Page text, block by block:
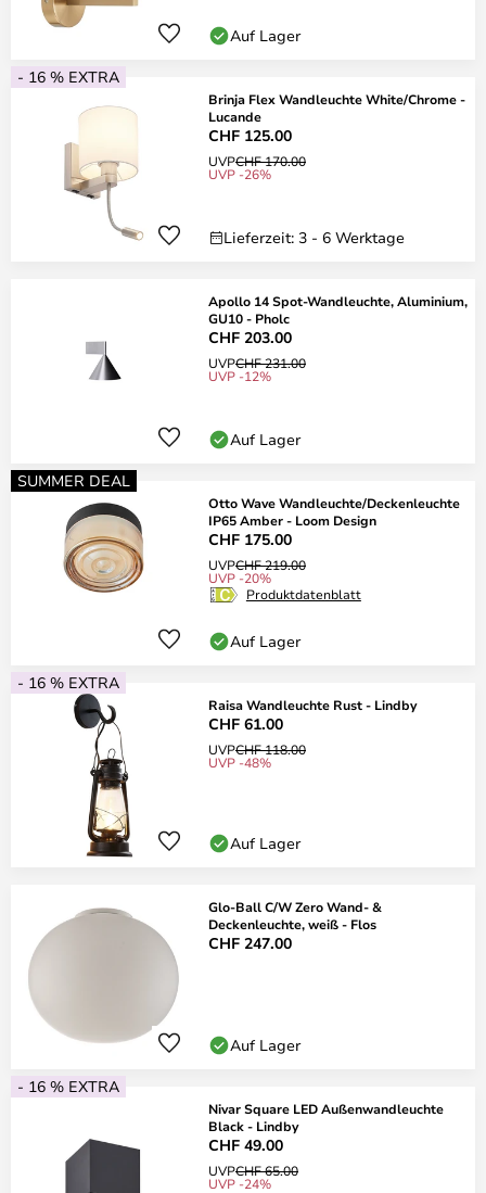
Auf Lager
- 16 % EXTRA
Brinja Flex Wandleuchte White/Chrome -
Lucande
CHF 125.00
UVPCHF 170.00
UVP -26%
Lieferzeit: 3 - 6 Werktage
Apollo 14 Spot-Wandleuchte, Aluminium,
GU10 - Pholc
CHF 203.00
UVPCHF 231.00
UVP -12%
Auf Lager
SUMMER DEAL
Otto Wave Wandleuchte/Deckenleuchte
IP65 Amber - Loom Design
CHF 175.00
UVPCHF 219.00
UVP -20%
Produktdatenblatt
Auf Lager
- 16 % EXTRA
Raisa Wandleuchte Rust - Lindby
CHF 61.00
UVPCHF 118.00
UVP -48%
Auf Lager
Glo-Ball C/W Zero Wand- &
Deckenleuchte, weiß - Flos
CHF 247.00
Auf Lager
- 16 % EXTRA
Nivar Square LED Außenwandleuchte
Black - Lindby
CHF 49.00
UVPCHF 65.00
UVP -24%